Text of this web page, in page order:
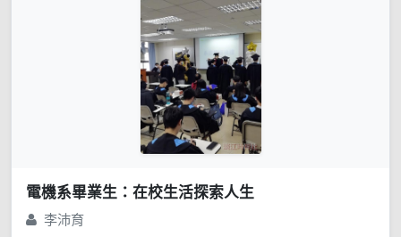
電機系畢業生：在校生活探索人生
李沛育